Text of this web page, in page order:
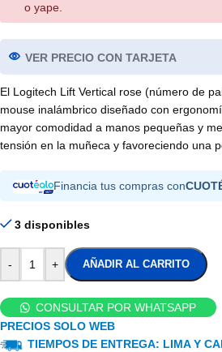
o yape.
VER PRECIO CON TARJETA
El Logitech Lift Vertical rose (número de
mouse inalámbrico diseñado con
mayor comodidad a manos pequeñas y
tensión en la muñeca y favoreciendo una
Financia tus compras con
3 disponibles
- + AÑADIR AL CARRITO
CONSULTAR POR WHATSAPP
PRECIOS SOLO WEB
TIEMPOS DE ENTREGA: LIMA Y